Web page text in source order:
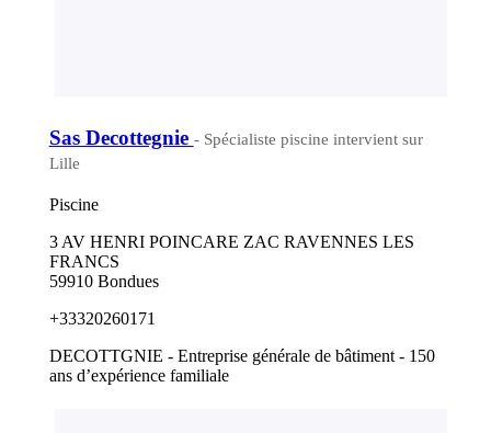
Sas Decottegnie - Spécialiste piscine intervient sur
Lille
Piscine
3 AV HENRI POINCARE ZAC RAVENNES LES
FRANCS
59910 Bondues
+33320260171
DECOTTGNIE - Entreprise générale de bâtiment - 150
ans d’expérience familiale